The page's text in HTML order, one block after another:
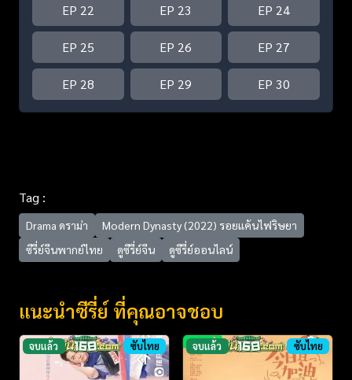
EP 22 EP 23 EP 24
EP 25 EP 26 EP 27
EP 28 EP 29 EP 30
Tag :
Drama ดราม่า
Modern Dynasty (2022) รอยแค้นไฟริษยา
ซีรี่ย์จีนพากย์ไทย
ดูซีรี่ย์จีน ดูซีรี่ย์ออนไลน์
แนะนำซีรี่ย์ ที่คุณอาจชอบ
จบแล้ว ซับไทย จบแล้ว ซับไทย